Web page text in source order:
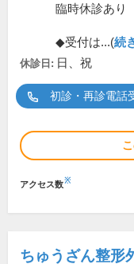
臨時休診あり
◆受付は...(続
休診日: 日、祝
初診・再診電話
アクセス数※
ちゅうざん整形